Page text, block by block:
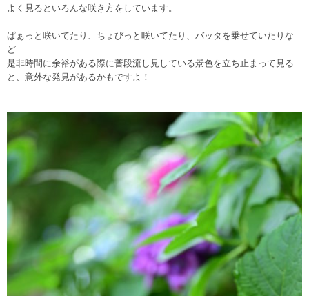
よく見るといろんな咲き方をしています。
ぱぁっと咲いてたり、ちょびっと咲いてたり、バッタを乗せていたりな
ど
是非時間に余裕がある際に普段流し見している景色を立ち止まって見る
と、意外な発見があるかもですよ！